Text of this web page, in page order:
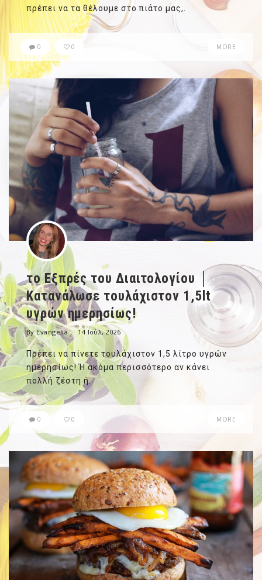
πρέπει να τα θέλουμε στο πιάτο μας,.
0 0 MORE
το Εξπρές του Διαιτολογίου │
Κατανάλωσε τουλάχιστον 1,5lt
υγρών ημερησίως!
By Evangelia 14 Ιούλ, 2026
Πρέπει να πίνετε τουλάχιστον 1,5 λίτρο υγρών
ημερησίως! Ή ακόμα περισσότερο αν κάνει
πολλή ζέστη ή.
0 0 MORE